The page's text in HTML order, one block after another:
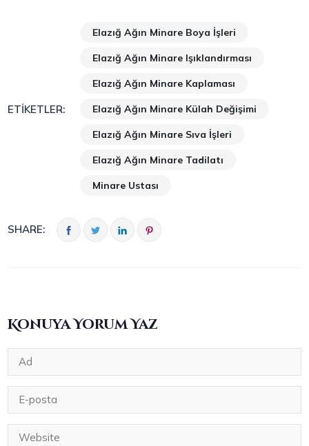
ETIKETLER:
Elazığ Ağın Minare Boya İşleri
Elazığ Ağın Minare Işıklandırması
Elazığ Ağın Minare Kaplaması
Elazığ Ağın Minare Külah Değişimi
Elazığ Ağın Minare Sıva İşleri
Elazığ Ağın Minare Tadilatı
Minare Ustası
SHARE:
Konuya Yorum Yaz